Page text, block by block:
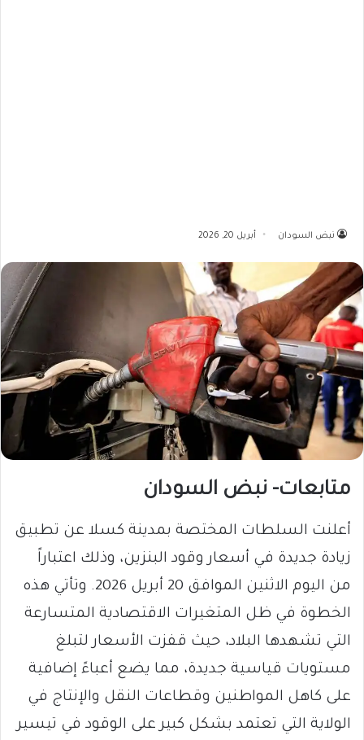
نبض السودان أبريل 20, 2026
متابعات- نبض السودان
أعلنت السلطات المختصة بمدينة كسلا عن تطبيق
زيادة جديدة في أسعار وقود البنزين، وذلك اعتباراً
من اليوم الاثنين الموافق 20 أبريل 2026. وتأتي هذه
الخطوة في ظل المتغيرات الاقتصادية المتسارعة
التي تشهدها البلاد، حيث قفزت الأسعار لتبلغ
مستويات قياسية جديدة، مما يضع أعباءً إضافية
على كاهل المواطنين وقطاعات النقل والإنتاج في
الولاية التي تعتمد بشكل كبير على الوقود في تيسير